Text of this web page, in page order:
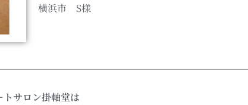
横浜市 S様
トサロン掛軸堂は